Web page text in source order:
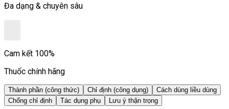
Đa dạng & chuyên sâu
Cam kết 100%
Thuốc chính hãng
Thành phần (công thức) Chỉ định (công dụng)
Cách dùng liều dùng
Chống chỉ định
Tác dụng phụ Lưu ý thận trọng